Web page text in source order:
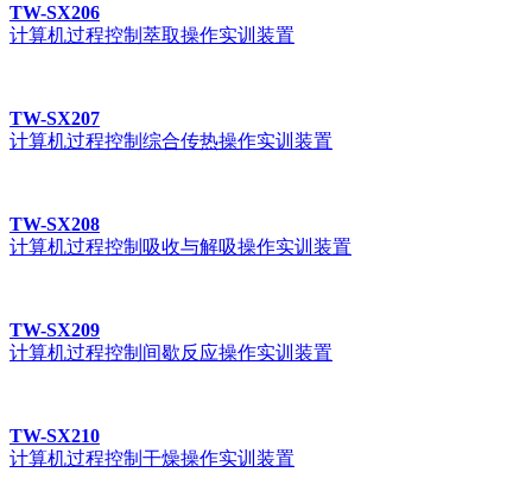
TW-SX206
计算机过程控制萃取操作实训装置
TW-SX207
计算机过程控制综合传热操作实训装置
TW-SX208
计算机过程控制吸收与解吸操作实训装置
TW-SX209
计算机过程控制间歇反应操作实训装置
TW-SX210
计算机过程控制干燥操作实训装置